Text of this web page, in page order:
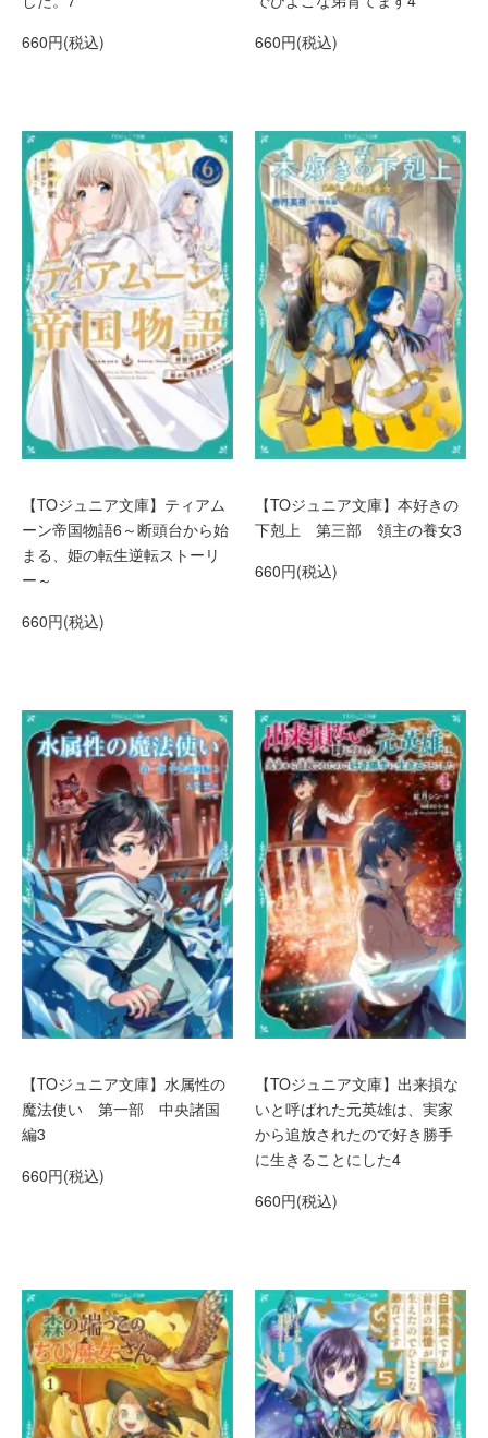
660円(税込)
660円(税込)
【TOジュニア文庫】ティアム
ーン帝国物語6～断頭台から始
まる、姫の転生逆転ストーリ
ー～
660円(税込)
【TOジュニア文庫】本好きの
下剋上 第三部 領主の養女3
660円(税込)
【TOジュニア文庫】水属性の
魔法使い 第一部 中央諸国
編3
660円(税込)
【TOジュニア文庫】出来損な
いと呼ばれた元英雄は、実家
から追放されたので好き勝手
に生きることにした4
660円(税込)